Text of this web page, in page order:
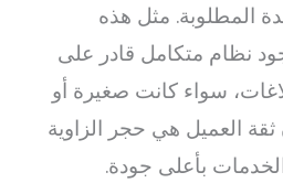
المطلوبة. مثل هذه
نظام متكامل قادر على
سواء كانت صغيرة أو
العميل هي حجر الزاوية
بأعلى جودة.